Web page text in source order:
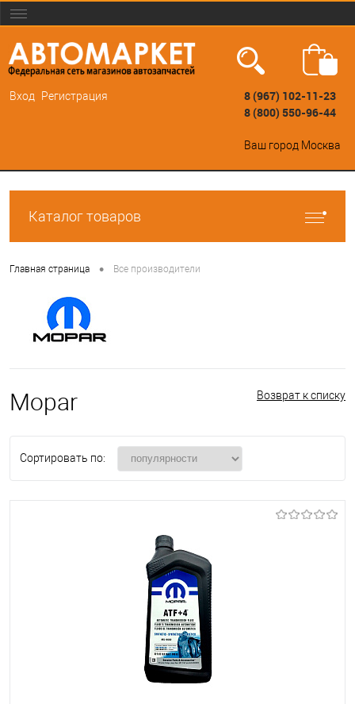
Вход Регистрация
8 (967) 102-11-23
8 (800) 550-96-44
Ваш город Москва
Каталог товаров
Главная страница • Все производители
Возврат к списку
Mopar
Сортировать по: